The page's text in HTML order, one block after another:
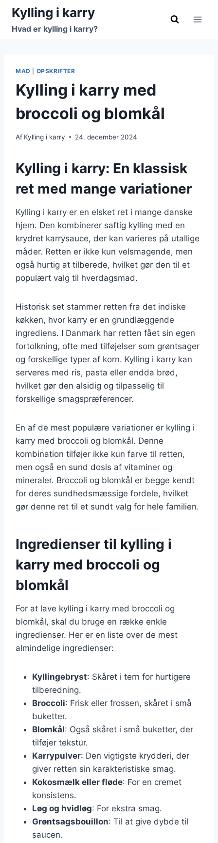
Fortsæt
indhold
Kylling i karry
Hvad er kylling i karry?
MAD OPSKRIFTER
Kylling i karry med
broccoli og blomkål
Af Kylling i karry 24. december 2024
Kylling i karry: En klassisk
ret med mange variationer
Kylling i karry er en elsket ret i mange danske
hjem. Den kombinerer saftig kylling med en
krydret karrysauce, der kan varieres på utallige
måder. Retten er ikke kun velsmagende, men
også hurtig at tilberede, hvilket gør den til et
populært valg til hverdagsmad.
Historisk set stammer retten fra det indiske
køkken, hvor karry er en grundlæggende
ingrediens. I Danmark har retten fået sin egen
fortolkning, ofte med tilføjelser som grøntsager
og forskellige typer af korn. Kylling i karry kan
serveres med ris, pasta eller endda brød,
hvilket gør den alsidig og tilpasselig til
forskellige smagspræferencer.
En af de mest populære variationer er kylling i
karry med broccoli og blomkål. Denne
kombination tilføjer ikke kun farve til retten,
men også en sund dosis af vitaminer og
mineraler. Broccoli og blomkål er begge kendt
for deres sundhedsmæssige fordele, hvilket
gør denne ret til et sundt valg for hele familien.
Ingredienser til kylling i
karry med broccoli og
blomkål
For at lave kylling i karry med broccoli og
blomkål, skal du bruge en række enkle
ingredienser. Her er en liste over de mest
almindelige ingredienser:
Kyllingebryst: Skåret i tern for hurtigere
tilberedning.
Broccoli: Frisk eller frossen, skåret i små
buketter.
Blomkål: Også skåret i små buketter, der
tilføjer tekstur.
Karrypulver: Den vigtigste krydderi, der
giver retten sin karakteristiske smag.
Kokosmælk eller fløde: For en cremet
konsistens.
Løg og hvidløg: For ekstra smag.
Grøntsagsbouillon: Til at give dybde til
saucen.